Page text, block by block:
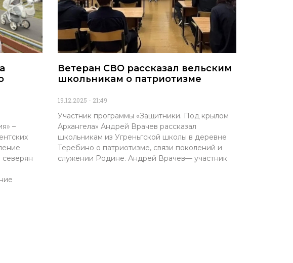
–
северян
Ветеран СВО рассказал вельским
школьникам о патриотизме
19.12.2025 21:49
Участник программы «Защитники. Под крылом
Архангела» Андрей Врачев рассказал
школьникам из Угреньгской школы в деревне
Теребино о патриотизме, связи поколений и
служении Родине. Андрей Врачев— участник